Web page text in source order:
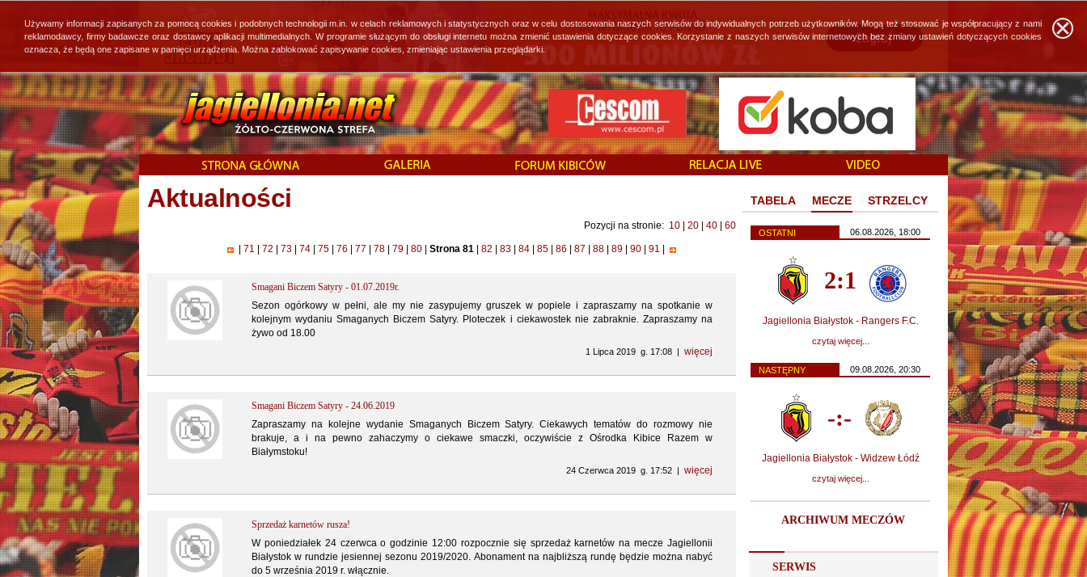
Aktualności
Pozycji na stronie: 10 20 40 60
71 72 73 74 75 76 77 78 79 80 Strona 81 82 83 84 85 86 87 88 89 90 91
Smagani Biczem Satyry - 01.07.2019r.
Sezon ogórkowy w pełni, ale my nie zasypujemy gruszek w popiele i zapraszamy na spotkanie w
kolejnym wydaniu Smaganych Biczem Satyry. Ploteczek i ciekawostek nie zabraknie. Zapraszamy na
żywo od 18.00
1 Lipca 2019 g. 17:08 | więcej
Smagani Biczem Satyry - 24.06.2019
Zapraszamy na kolejne wydanie Smaganych Biczem Satyry. Ciekawych tematów do rozmowy nie
brakuje, a i na pewno zahaczymy o ciekawe smaczki, oczywiście z Ośrodka Kibice Razem w
Białymstoku!
24 Czerwca 2019 g. 17:52 | więcej
Sprzedaż karnetów rusza!
W poniedziałek 24 czerwca o godzinie 12:00 rozpocznie się sprzedaż karnetów na mecze Jagiellonii
Białystok w rundzie jesiennej sezonu 2019/2020. Abonament na najbliższą rundę będzie można nabyć
do 5 września 2019 r. włącznie.
TABELA MECZE STRZELCY
OSTATNI 06.08.2026, 18:00
2:1
Jagiellonia Białystok - Rangers F.C.
czytaj więcej...
NASTĘPNY 09.08.2026, 20:30
-:-
Jagiellonia Białystok - Widzew Łódź
czytaj więcej...
ARCHIWUM MECZÓW
SERWIS
Używamy informacji zapisanych za pomocą cookies i podobnych technologii m.in. w celach reklamowych i statystycznych oraz w celu dostosowania naszych serwisów do indywidualnych potrzeb użytkowników. Mogą też stosować je współpracujący z nami
reklamodawcy, firmy badawcze oraz dostawcy aplikacji multimedialnych. W programie służącym do obsługi internetu można zmienić ustawienia dotyczące cookies. Korzystanie z naszych serwisów internetowych bez zmiany ustawień dotyczących cookies
oznacza, że będą one zapisane w pamięci urządzenia. Można zablokować zapisywanie cookies, zmieniając ustawienia przeglądarki.